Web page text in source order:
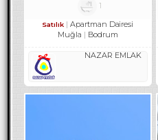
1
Satılık
Apartman Dairesi
Muğla
Bodrum
NAZAR EMLAK